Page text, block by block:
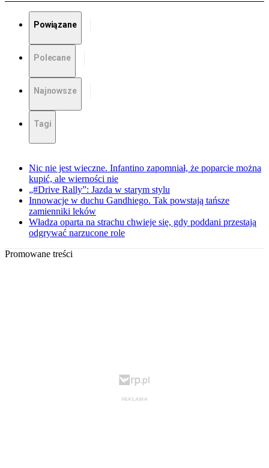
Powiązane
Polecane
Najnowsze
Tagi
Nic nie jest wieczne. Infantino zapomniał, że poparcie można
kupić, ale wierności nie
„#Drive Rally”: Jazda w starym stylu
Innowacje w duchu Gandhiego. Tak powstają tańsze
zamienniki leków
Władza oparta na strachu chwieje się, gdy poddani przestają
odgrywać narzucone role
Promowane treści